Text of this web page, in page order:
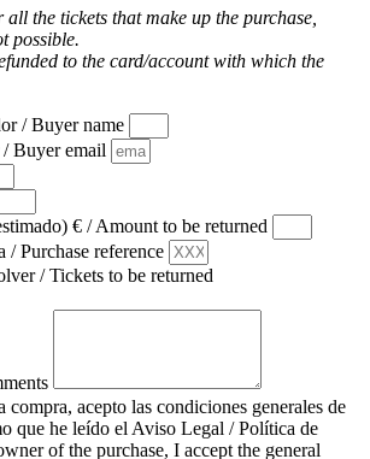
the tickets that make up the purchase,
possible.
to the card/account with which the
/ Buyer name
Buyer email
€ / Amount to be returned
/ Purchase reference
/ Tickets to be returned
compra, acepto las condiciones generales de
que he leído el Aviso Legal / Política de
of the purchase, I accept the general